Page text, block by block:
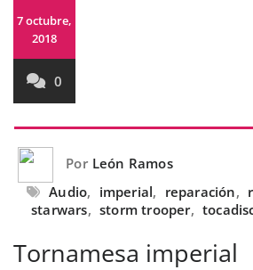
7 octubre,
2018
0
Por León Ramos
Audio, imperial, reparación,
starwars, storm trooper,
Tornamesa imperial